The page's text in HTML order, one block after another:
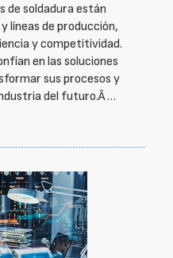
de soldadura están
líneas de producción,
y competitividad.
en las soluciones
sus procesos y
del futuro.Â …